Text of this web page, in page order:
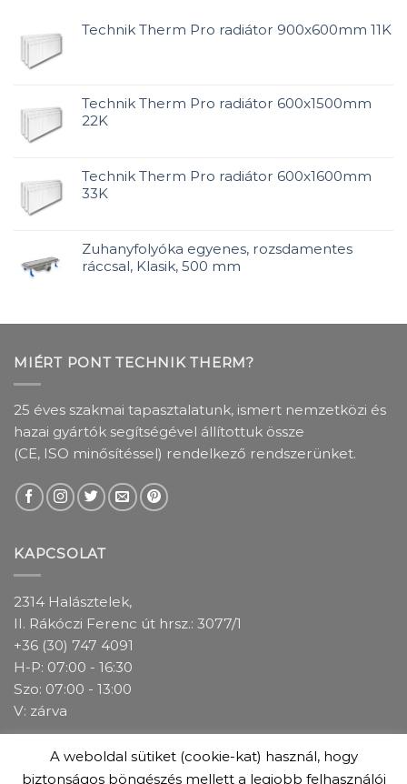
Technik Therm Pro radiátor 900x600mm 11K
Technik Therm Pro radiátor 600x1500mm
22K
Technik Therm Pro radiátor 600x1600mm
33K
Zuhanyfolyóka egyenes, rozsdamentes
ráccsal, Klasik, 500 mm
MIÉRT PONT TECHNIK THERM?
25 éves szakmai tapasztalatunk, ismert nemzetközi és
hazai gyártók segítségével állítottuk össze
(CE, ISO minősítéssel) rendelkező rendszerünket.
KAPCSOLAT
2314 Halásztelek,
II. Rákóczi Ferenc út hrsz.: 3077/1
+36 (30) 747 4091
H-P: 07:00 - 16:30
Szo: 07:00 - 13:00
V: zárva
ADATKEZELÉSI TÁJÉKOZTATÓ
ÁSZF
GARANCIÁLIS FELTÉTELEK
ÜZLETEINK
A weboldal sütiket (cookie-kat) használ, hogy
biztonságos böngészés mellett a legjobb felhasználói